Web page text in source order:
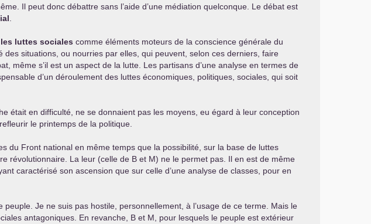
Il peut donc débattre sans l’aide d’une médiation quelconque. Le débat est
les luttes sociales comme éléments moteurs de la conscience générale du
situations, ou nourries par elles, qui peuvent, selon ces derniers, faire
même s’il est un aspect de la lutte. Les partisans d’une analyse en termes de
d’un déroulement des luttes économiques, politiques, sociales, qui soit
était en difficulté, ne se donnaient pas les moyens, eu égard à leur conception
le printemps de la politique.
du Front national en même temps que la possibilité, sur la base de luttes
révolutionnaire. La leur (celle de B et M) ne le permet pas. Il en est de même
caractérisé son ascension que sur celle d’une analyse de classes, pour en
Je ne suis pas hostile, personnellement, à l’usage de ce terme. Mais le
antagoniques. En revanche, B et M, pour lesquels le peuple est extérieur